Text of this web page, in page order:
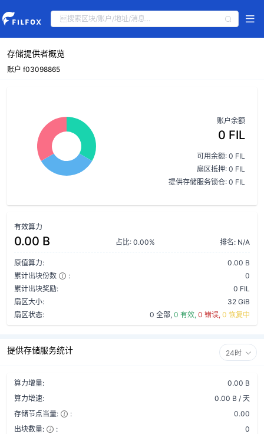
存储提供者概览
账户 f03098865
账户余额
0 FIL
可用余额: 0 FIL
扇区抵押: 0 FIL
提供存储服务锁仓: 0 FIL
有效算力
0.00 B 占比: 0.00% 排名: N/A
原值算力:
0.00 B
累计出块份数
:
0
累计出块奖励:
0 FIL
扇区大小:
32 GiB
扇区状态:
0 全部, 0 有效, 0 错误, 0 恢复中
提供存储服务统计 24时
算力增量:
0.00 B
算力增速:
0.00 B / 天
存储节点当量:
:
0.00
出块数量:
:
0